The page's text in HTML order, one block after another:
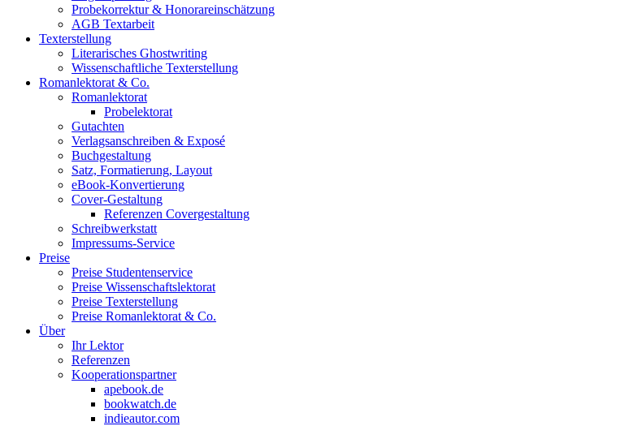
Probekorrektur & Honorareinschätzung
AGB Textarbeit
Texterstellung
Literarisches Ghostwriting
Wissenschaftliche Texterstellung
Romanlektorat & Co.
Romanlektorat
Probelektorat
Gutachten
Verlagsanschreiben & Exposé
Buchgestaltung
Satz, Formatierung, Layout
eBook-Konvertierung
Cover-Gestaltung
Referenzen Covergestaltung
Schreibwerkstatt
Impressums-Service
Preise
Preise Studentenservice
Preise Wissenschaftslektorat
Preise Texterstellung
Preise Romanlektorat & Co.
Über
Ihr Lektor
Referenzen
Kooperationspartner
apebook.de
bookwatch.de
indieautor.com